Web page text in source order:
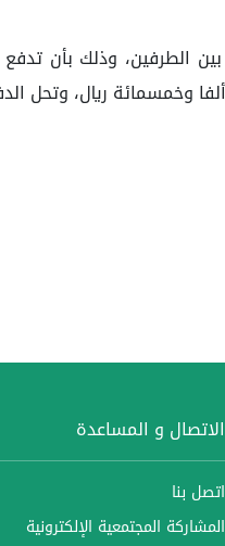
الاتصال و المساعدة
اتصل بنا
المشاركة المجتمعية الإلكترونية